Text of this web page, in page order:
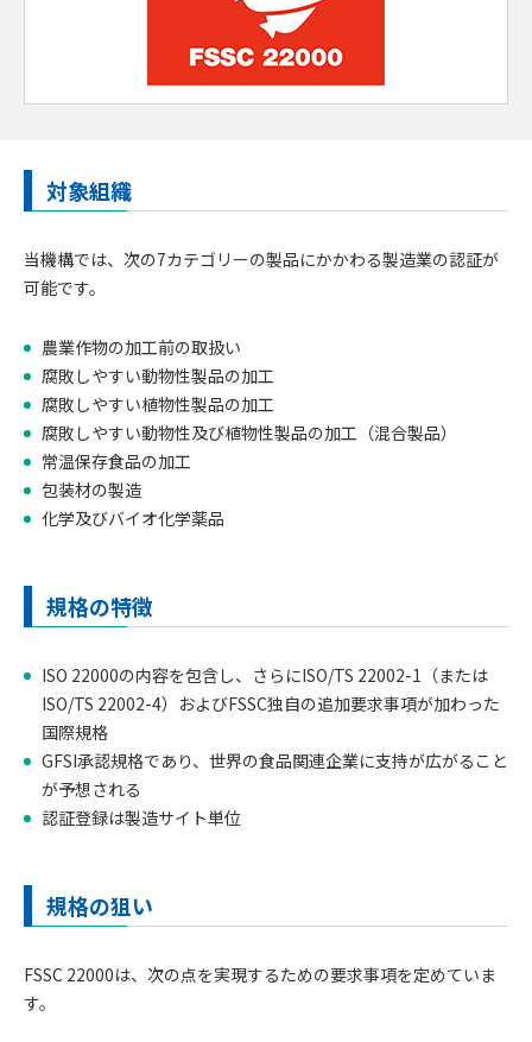
対象組織
当機構では、次の7カテゴリーの製品にかかわる製造業の認証が
可能です。
農業作物の加工前の取扱い
腐敗しやすい動物性製品の加工
腐敗しやすい植物性製品の加工
腐敗しやすい動物性及び植物性製品の加工（混合製品）
常温保存食品の加工
包装材の製造
化学及びバイオ化学薬品
規格の特徴
ISO 22000の内容を包含し、さらにISO/TS 22002-1（または
ISO/TS 22002-4）およびFSSC独自の追加要求事項が加わった
国際規格
GFSI承認規格であり、世界の食品関連企業に支持が広がること
が予想される
認証登録は製造サイト単位
規格の狙い
FSSC 22000は、次の点を実現するための要求事項を定めていま
す。